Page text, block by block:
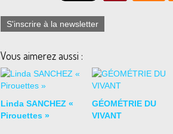
S'inscrire à la newsletter
Vous aimerez aussi :
Linda SANCHEZ «
Pirouettes »
GÉOMÉTRIE DU
VIVANT